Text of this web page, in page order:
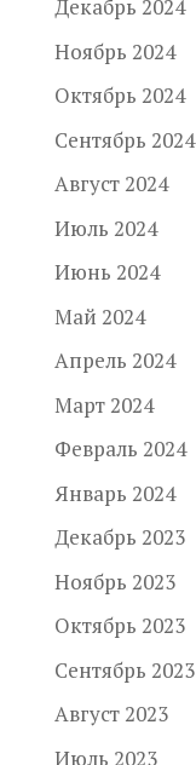
Декабрь 2024
Ноябрь 2024
Октябрь 2024
Сентябрь 2024
Август 2024
Июль 2024
Июнь 2024
Май 2024
Апрель 2024
Март 2024
Февраль 2024
Январь 2024
Декабрь 2023
Ноябрь 2023
Октябрь 2023
Сентябрь 2023
Август 2023
Июль 2023